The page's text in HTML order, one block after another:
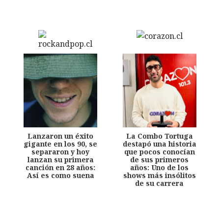
Lanzaron un éxito
gigante en los 90, se
separaron y hoy
lanzan su primera
canción en 28 años:
Así es como suena
La Combo Tortuga
destapó una historia
que pocos conocían
de sus primeros
años: Uno de los
shows más insólitos
de su carrera